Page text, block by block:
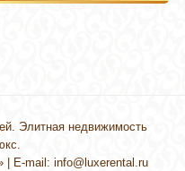
Элитная недвижимость
| E-mail: info@luxerental.ru